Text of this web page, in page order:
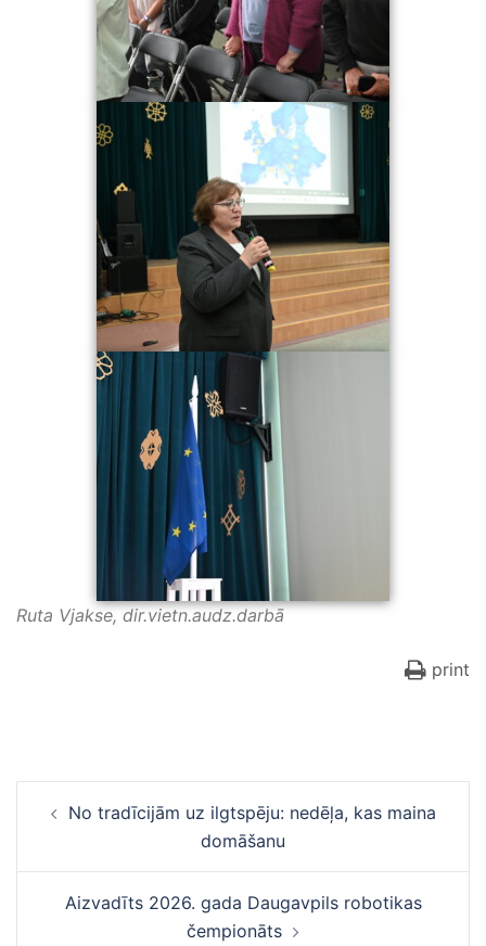
Ruta Vjakse, dir.vietn.audz.darbā
print
navigācija
No tradīcijām uz ilgtspēju: nedēļa, kas maina
domāšanu
Aizvadīts 2026. gada Daugavpils robotikas
čempionāts